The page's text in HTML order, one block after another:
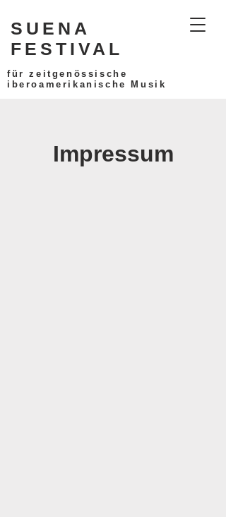
SUENA
FESTIVAL
für zeitgenössische
iberoamerikanische Musik
Impressum